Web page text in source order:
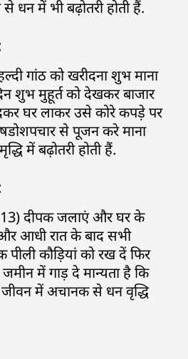
धन में भी बढ़ोतरी होती हैं.
गांठ को खरीदना शुभ माना
शुभ मुहूर्त को देखकर बाजार
घर लाकर उसे कोरे कपड़े पर
से पूजन करे माना
में बढ़ोतरी होती हैं.
दीपक जलाएं और घर के
आधी रात के बाद सभी
कौड़ियां को रख दें फिर
में गाड़ दे मान्यता है कि
में अचानक से धन वृद्धि